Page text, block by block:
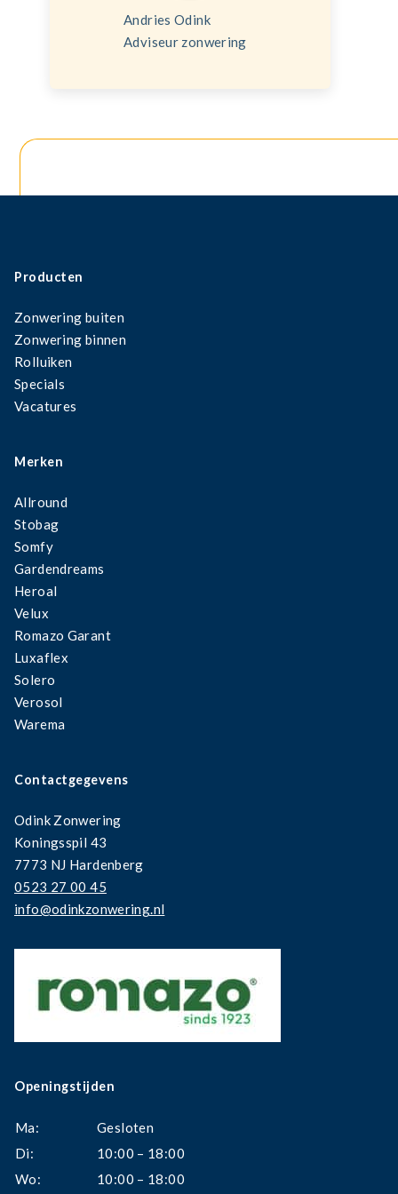
Andries Odink
Adviseur zonwering
Producten
Zonwering buiten
Zonwering binnen
Rolluiken
Specials
Vacatures
Merken
Allround
Stobag
Somfy
Gardendreams
Heroal
Velux
Romazo Garant
Luxaflex
Solero
Verosol
Warema
Contactgegevens
Odink Zonwering
Koningsspil 43
7773 NJ Hardenberg
0523 27 00 45
info@odinkzonwering.nl
Openingstijden
Ma:
Gesloten
Di:
10:00 – 18:00
Wo:
10:00 – 18:00